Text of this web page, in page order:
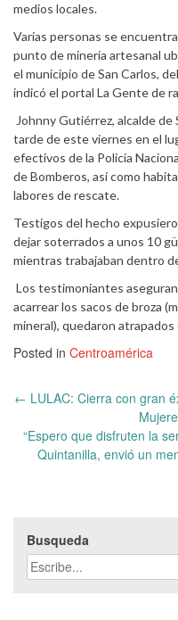
medios locales.
Varias personas se
punto de minería artesanal
el municipio de San Carlos,
indicó el portal La Gente de
Johnny Gutiérrez, alcalde
tarde de este viernes en el
efectivos de la Policía
de Bomberos, así como
labores de rescate.
Testigos del hecho
dejar soterrados a unos 10
mientras trabajaban dentro
Los testimoniantes
acarrear los sacos de broza
mineral), quedaron
Posted in Centroamérica
Post
← LULAC: Cierra con gran
“Espero que disfruten la
Quintanilla, envió un
Busqueda